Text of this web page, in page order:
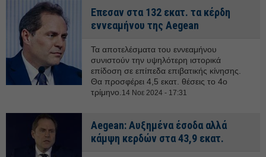
Επεσαν στα 132 εκατ. τα κέρδη
εννεαμήνου της Aegean
Τα αποτελέσματα του εννεαμήνου
συνιστούν την υψηλότερη ιστορικά
επίδοση σε επίπεδα επιβατικής κίνησης.
Θα προσφέρει 4,5 εκατ. θέσεις το 4ο
τρίμηνο. 14 Νοε 2024 - 17:31
Aegean: Αυξημένα έσοδα αλλά
κάμψη κερδών στα 43,9 εκατ.